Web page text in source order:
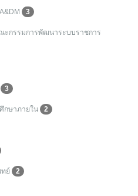
3
ะกรรมการพัฒนาระบบราชการ
3
กษาภายใน 2
ย์ 2